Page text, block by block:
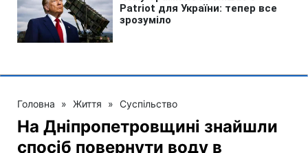
Головна » Життя » Суспільство
На Дніпропетровщині знайшли
спосіб повернути воду в